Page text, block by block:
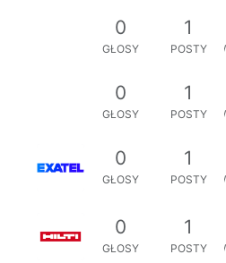
0
GŁOSY
1
POSTY
0
GŁOSY
1
POSTY
0
GŁOSY
1
POSTY
0
GŁOSY
1
POSTY